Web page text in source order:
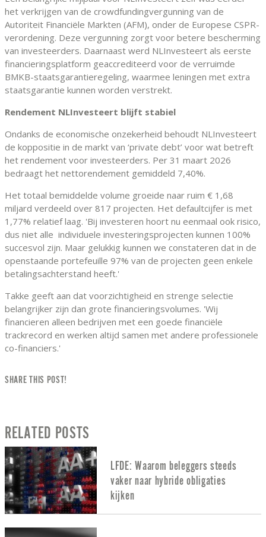
het verkrijgen van de crowdfundingvergunning van de
Autoriteit Financiële Markten (AFM), onder de Europese CSPR-
verordening. Deze vergunning zorgt voor betere bescherming
van investeerders. Daarnaast werd NLInvesteert als eerste
financieringsplatform geaccrediteerd voor de verruimde
BMKB-staatsgarantieregeling, waarmee leningen met extra
staatsgarantie kunnen worden verstrekt.
Rendement NLInvesteert blijft stabiel
Ondanks de economische onzekerheid behoudt NLInvesteert
de koppositie in de markt van ‘private debt’ voor wat betreft
het rendement voor investeerders. Per 31 maart 2026
bedraagt het nettorendement gemiddeld 7,40%.
Het totaal bemiddelde volume groeide naar ruim € 1,68
miljard verdeeld over 817 projecten. Het defaultcijfer is met
1,77% relatief laag. 'Bij investeren hoort nu eenmaal ook risico,
dus niet alle individuele investeringsprojecten kunnen 100%
succesvol zijn. Maar gelukkig kunnen we constateren dat in de
openstaande portefeuille 97% van de projecten geen enkele
betalingsachterstand heeft.'
Takke geeft aan dat voorzichtigheid en strenge selectie
belangrijker zijn dan grote financieringsvolumes. 'Wij
financieren alleen bedrijven met een goede financiële
trackrecord en werken altijd samen met andere professionele
co-financiers.'
SHARE THIS POST!
RELATED POSTS
LFDE: Waarom beleggers steeds
vaker naar hybride obligaties
kijken